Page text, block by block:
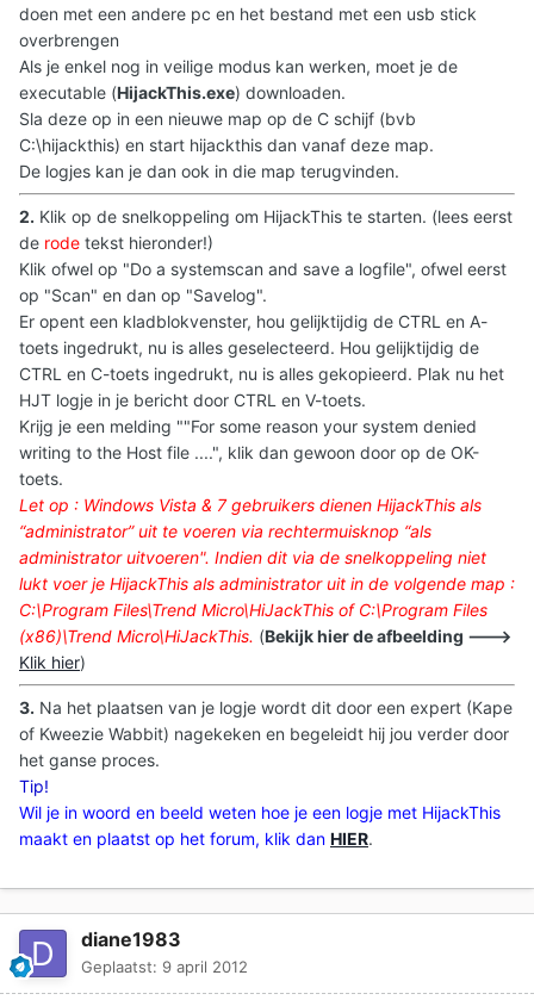
doen met een andere pc en het bestand met een usb stick
overbrengen
Als je enkel nog in veilige modus kan werken, moet je de
executable (HijackThis.exe) downloaden.
Sla deze op in een nieuwe map op de C schijf (bvb
C:\hijackthis) en start hijackthis dan vanaf deze map.
De logjes kan je dan ook in die map terugvinden.
2. Klik op de snelkoppeling om HijackThis te starten. (lees eerst
de rode tekst hieronder!)
Klik ofwel op "Do a systemscan and save a logfile", ofwel eerst
op "Scan" en dan op "Savelog".
Er opent een kladblokvenster, hou gelijktijdig de CTRL en A-
toets ingedrukt, nu is alles geselecteerd. Hou gelijktijdig de
CTRL en C-toets ingedrukt, nu is alles gekopieerd. Plak nu het
HJT logje in je bericht door CTRL en V-toets.
Krijg je een melding ""For some reason your system denied
writing to the Host file ....", klik dan gewoon door op de OK-
toets.
Let op : Windows Vista & 7 gebruikers dienen HijackThis als
“administrator” uit te voeren via rechtermuisknop “als
administrator uitvoeren". Indien dit via de snelkoppeling niet
lukt voer je HijackThis als administrator uit in de volgende map :
C:\Program Files\Trend Micro\HiJackThis of C:\Program Files
(x86)\Trend Micro\HiJackThis. (Bekijk hier de afbeelding --->
Klik hier)
3. Na het plaatsen van je logje wordt dit door een expert (Kape
of Kweezie Wabbit) nagekeken en begeleidt hij jou verder door
het ganse proces.
Tip!
Wil je in woord en beeld weten hoe je een logje met HijackThis
maakt en plaatst op het forum, klik dan HIER.
diane1983
Geplaatst: 9 april 2012